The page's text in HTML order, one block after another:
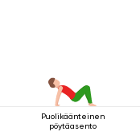
Puolikäänteinen
pöytäasento